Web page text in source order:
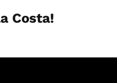
Costa!